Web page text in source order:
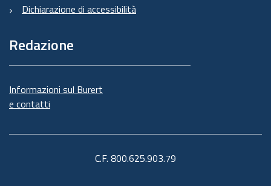
Dichiarazione di accessibilità
Redazione
Informazioni sul Burert
e contatti
C.F. 800.625.903.79